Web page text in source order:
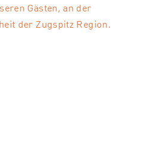
Gästen, an der
der Zugspitz Region.